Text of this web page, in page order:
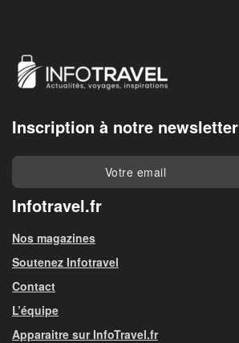
Inscription à notre newsletter
Infotravel.fr
Nos magazines
Soutenez Infotravel
Contact
L’équipe
Apparaitre sur InfoTravel.fr